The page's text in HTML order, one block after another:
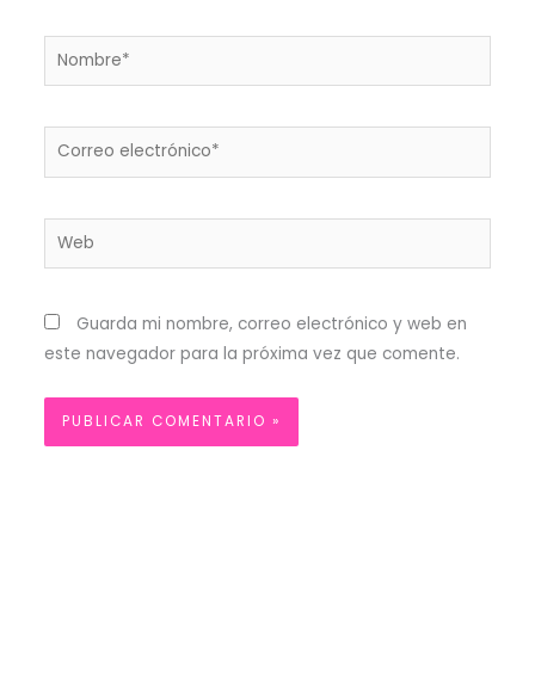
Nombre*
Correo
Web
Guarda mi nombre, correo electrónico y web en
este navegador para la próxima vez que comente.